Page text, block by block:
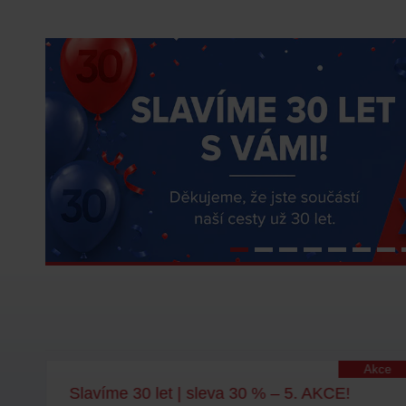
Slavíme 30 let | sleva 30 % – 5. AKCE!
Akce